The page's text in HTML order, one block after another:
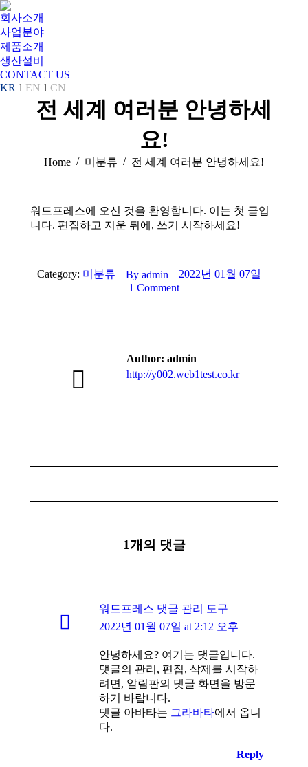
회사소개
사업분야
제품소개
생산설비
CONTACT US
KR
EN CN
전 세계 여러분 안녕하세
요!
You are here:
Home 미분류 전 세계 여러분 안녕하세요!
워드프레스에 오신 것을 환영합니다. 이는 첫 글입
니다. 편집하고 지운 뒤에, 쓰기 시작하세요!
Category: 미분류 By admin
2022년 01월 07일
1 Comment
Author: admin
http://y002.web1test.co.kr
1개의 댓글
워드프레스 댓글 관리 도구
says:
2022년 01월 07일 at 2:12 오후
안녕하세요? 여기는 댓글입니다.
댓글의 관리, 편집, 삭제를 시작하
려면, 알림판의 댓글 화면을 방문
하기 바랍니다.
댓글 아바타는 그라바타에서 옵니
다.
Reply